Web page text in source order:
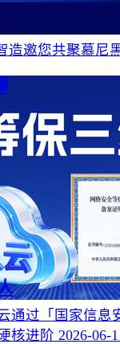
造邀您共聚慕尼
通过「国家信息
核进阶 2026-06-